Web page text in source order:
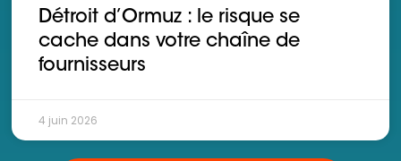
Détroit d’Ormuz : le risque se
cache dans votre chaîne de
fournisseurs
4 juin 2026